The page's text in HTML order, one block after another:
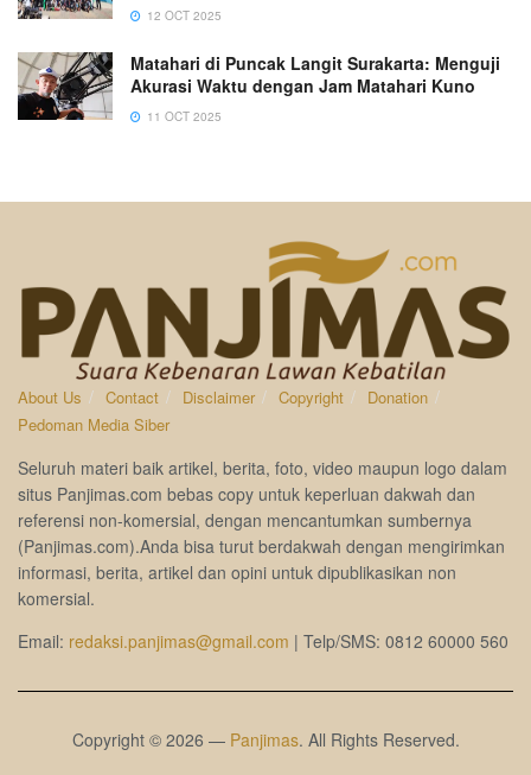
12 OCT 2025
Matahari di Puncak Langit Surakarta: Menguji
Akurasi Waktu dengan Jam Matahari Kuno
11 OCT 2025
About Us Contact Disclaimer Copyright
Donation
Pedoman Media Siber
Seluruh materi baik artikel, berita, foto, video maupun logo dalam
situs Panjimas.com bebas copy untuk keperluan dakwah dan
referensi non-komersial, dengan mencantumkan sumbernya
(Panjimas.com).Anda bisa turut berdakwah dengan mengirimkan
informasi, berita, artikel dan opini untuk dipublikasikan non
komersial.
Email: redaksi.panjimas@gmail.com | Telp/SMS: 0812 60000 560
Copyright © 2026 — Panjimas. All Rights Reserved.